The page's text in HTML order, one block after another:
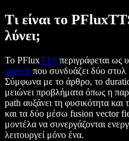
Τι είναι το
λύνει;
Το PFluxTTS περιγράφεται ως
speech που συνδυάζει δύο
Σύμφωνα με το άρθρο, το
μειώνει προβλήματα όπως η
path αυξάνει τη φυσικότητα και
και τα δύο μέσω fusion vector
μοντέλα να συνεργάζονται
λειτουργεί μόνο ένα.